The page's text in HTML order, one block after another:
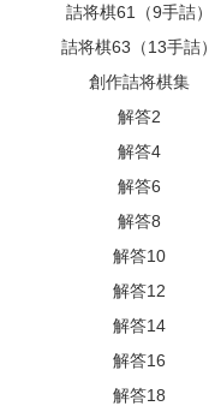
詰将棋61（9手詰）
詰将棋63（13手詰）
創作詰将棋集
解答2
解答4
解答6
解答8
解答10
解答12
解答14
解答16
解答18